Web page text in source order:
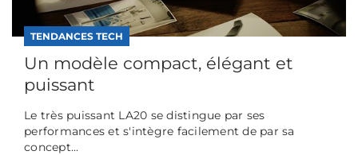
TENDANCES TECH
Un modèle compact, élégant et
puissant
Le très puissant LA20 se distingue par ses
performances et s'intègre facilement de par sa
concept...